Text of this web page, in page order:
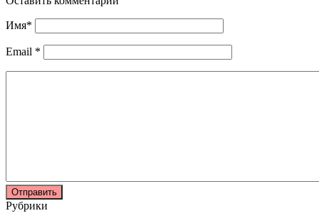
Имя*
Email *
Рубрики